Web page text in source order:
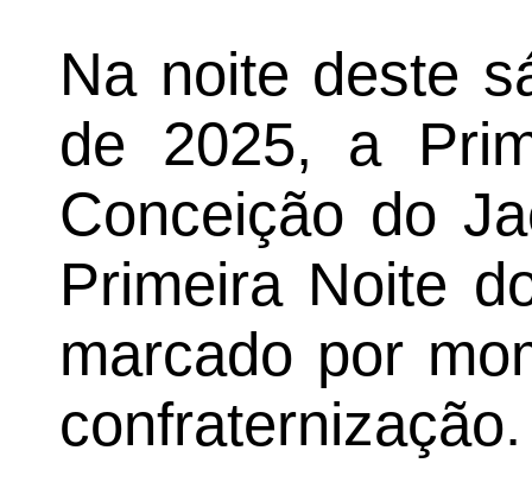
Na noite deste
de 2025, a
Conceição do
Primeira Noite
marcado por
confraternização.